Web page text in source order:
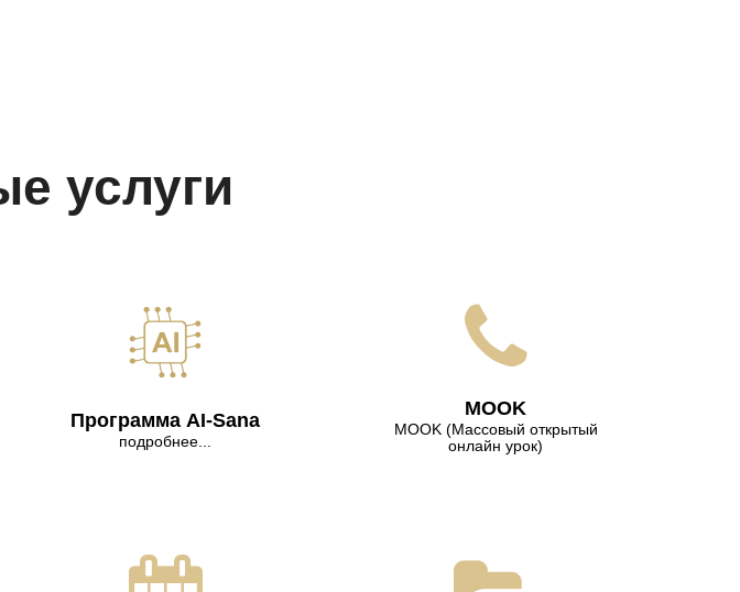
услуги
Программа AI-Sana
подробнее...
МООK
МООK (Массовый открытый
онлайн урок)